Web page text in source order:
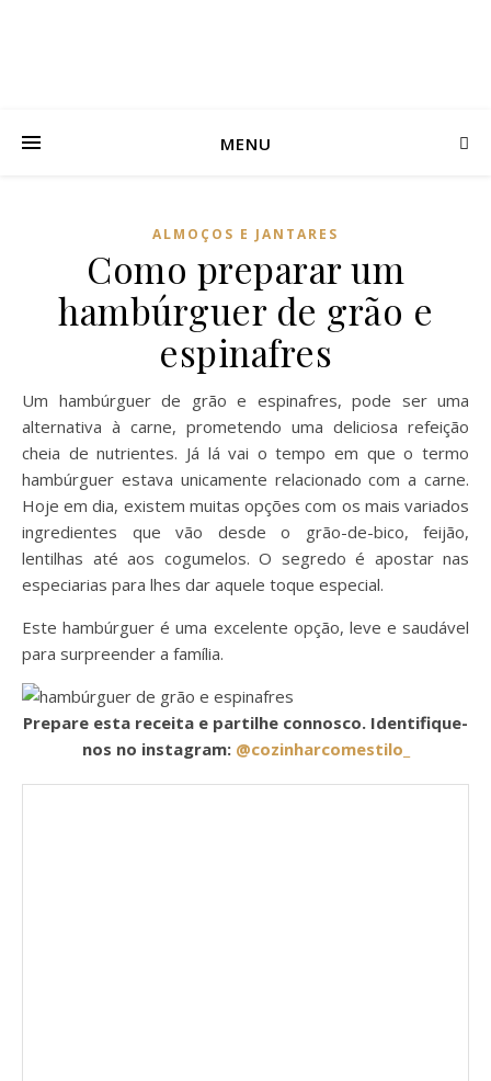
MENU
ALMOÇOS E JANTARES
Como preparar um
hambúrguer de grão e
espinafres
Um hambúrguer de grão e espinafres, pode ser uma
alternativa à carne, prometendo uma deliciosa refeição
cheia de nutrientes. Já lá vai o tempo em que o termo
hambúrguer estava unicamente relacionado com a carne.
Hoje em dia, existem muitas opções com os mais variados
ingredientes que vão desde o grão-de-bico, feijão,
lentilhas até aos cogumelos. O segredo é apostar nas
especiarias para lhes dar aquele toque especial.
Este hambúrguer é uma excelente opção, leve e saudável
para surpreender a família.
Prepare esta receita e partilhe connosco. Identifique-
nos no instagram: @cozinharcomestilo_